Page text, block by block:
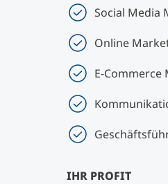
Social Media
Online
E-Commerce
IHR PROFIT